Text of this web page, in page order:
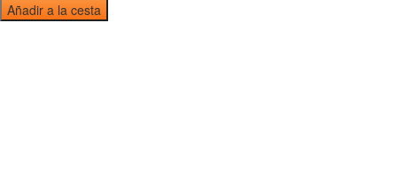
Añadir a la cesta